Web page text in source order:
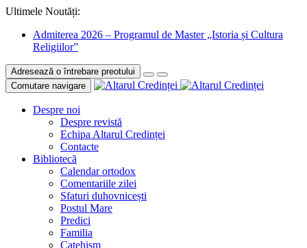
Ultimele Noutăți:
Admiterea 2026 – Programul de Master „Istoria și Cultura
Religiilor”
Adresează o întrebare preotului
Comutare navigare
Despre noi
Despre revistă
Echipa Altarul Credinței
Contacte
Bibliotecă
Calendar ortodox
Comentariile zilei
Sfaturi duhovnicești
Postul Mare
Predici
Familia
Catehism